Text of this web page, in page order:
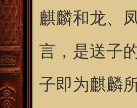
麒麟和龙、
言，是送子
子即为麒麟